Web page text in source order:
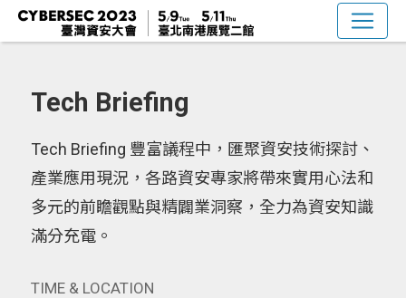
Tech Briefing
Tech Briefing 豐富議程中，匯聚資安技術探討、
產業應用現況，各路資安專家將帶來實用心法和
多元的前瞻觀點與精闢業洞察，全力為資安知識
滿分充電。
TIME & LOCATION